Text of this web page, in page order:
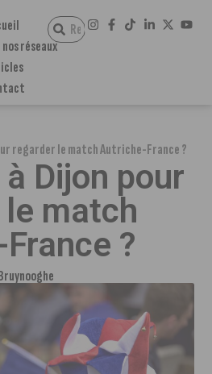
nos réseaux
regarder le match Autriche-France ?
Dijon pour
match
?